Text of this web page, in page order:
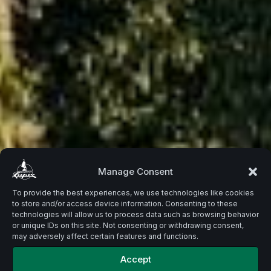
Manage Consent
To provide the best experiences, we use technologies like cookies
to store and/or access device information. Consenting to these
technologies will allow us to process data such as browsing behavior
or unique IDs on this site. Not consenting or withdrawing consent,
may adversely affect certain features and functions.
Accept
Beste
Zutaten.